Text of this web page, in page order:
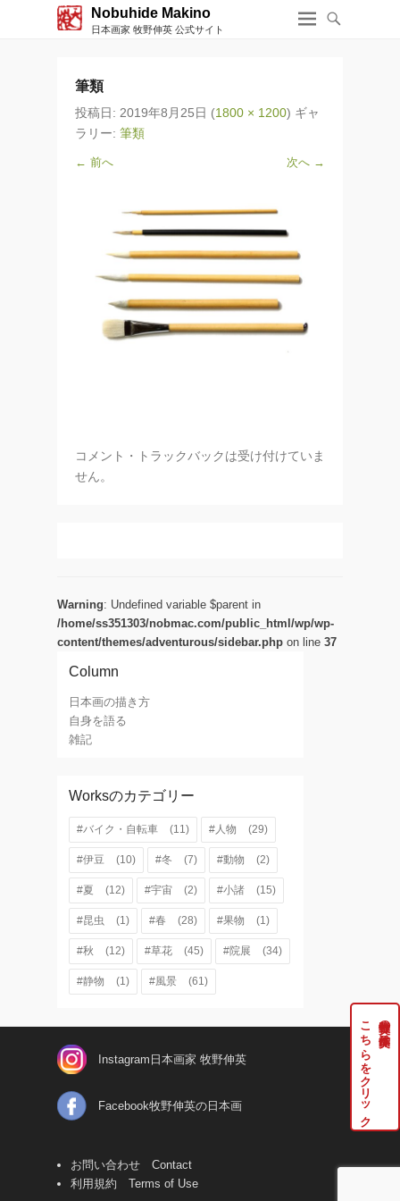
Nobuhide Makino
日本画家 牧野伸英 公式サイト
筆類
投稿日: 2019年8月25日 (1800 × 1200) ギャ
ラリー: 筆類
← 前へ 次へ →
コメント・トラックバックは受け付けていま
せん。
Warning: Undefined variable $parent in
/home/ss351303/nobmac.com/public_html/wp/wp-
content/themes/adventurous/sidebar.php on line 37
Column
日本画の描き方
自身を語る
雑記
Worksのカテゴリー
#バイク・自転車 (11) #人物 (29)
#伊豆 (10) #冬 (7) #動物 (2)
#夏 (12) #宇宙 (2) #小諸 (15)
#昆虫 (1) #春 (28) #果物 (1)
#秋 (12) #草花 (45) #院展 (34)
#静物 (1) #風景 (61)
牧野伸英の実作品は
こちらをクリック
Instagram日本画家 牧野伸英
Facebook牧野伸英の日本画
お問い合わせ Contact
利用規約 Terms of Use